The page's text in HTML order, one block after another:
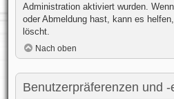
Administration aktiviert wurden.
oder Abmeldung hast, kann es
löscht.
Nach oben
Benutzerpräferenzen und